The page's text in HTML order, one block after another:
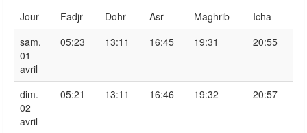
Jour Fadjr Dohr Asr Maghrib
Icha
sam.
01
avril
05:23 13:11 16:45 19:31 20:55
dim.
02
avril
05:21 13:11 16:46 19:32 20:57